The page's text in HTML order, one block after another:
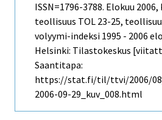
ISSN=1796-3788. Elokuu 2006,
teollisuus TOL 23-25,
volyymi-indeksi 1995 - 2006
Helsinki: Tilastokeskus
Saantitapa:
https://stat.fi/til/ttvi/2006/08/
2006-09-29_kuv_008.html